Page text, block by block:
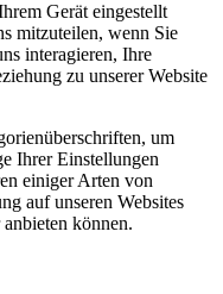
Gerät eingestellt
mitzuteilen, wenn Sie
interagieren, Ihre
zu unserer Website
um
Ihrer Einstellungen
einiger Arten von
auf unseren Websites
können.